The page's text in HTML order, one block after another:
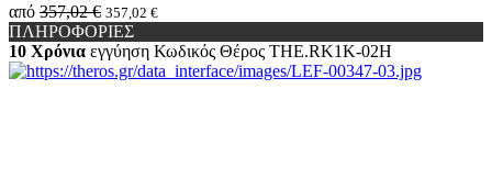
από 357,02 € 357,02 €
ΠΛΗΡΟΦΟΡΙΕΣ
10 Χρόνια εγγύηση Κωδικός Θέρος THE.RK1K-02H